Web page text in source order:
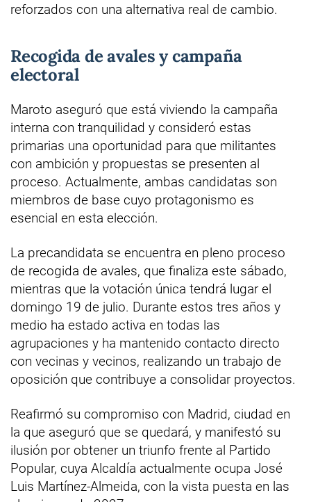
reforzados con una alternativa real de cambio.
Recogida de avales y campaña
electoral
Maroto aseguró que está viviendo la campaña
interna con tranquilidad y consideró estas
primarias una oportunidad para que militantes
con ambición y propuestas se presenten al
proceso. Actualmente, ambas candidatas son
miembros de base cuyo protagonismo es
esencial en esta elección.
La precandidata se encuentra en pleno proceso
de recogida de avales, que finaliza este sábado,
mientras que la votación única tendrá lugar el
domingo 19 de julio. Durante estos tres años y
medio ha estado activa en todas las
agrupaciones y ha mantenido contacto directo
con vecinas y vecinos, realizando un trabajo de
oposición que contribuye a consolidar proyectos.
Reafirmó su compromiso con Madrid, ciudad en
la que aseguró que se quedará, y manifestó su
ilusión por obtener un triunfo frente al Partido
Popular, cuya Alcaldía actualmente ocupa José
Luis Martínez-Almeida, con la vista puesta en las